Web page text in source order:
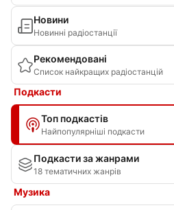
Новини
Новинні радіостанції
Рекомендовані
Список найкращих радіостанцій
Подкасти
Топ подкастів
Найпопулярніші подкасти
Подкасти за жанрами
18 тематичних жанрів
Музика